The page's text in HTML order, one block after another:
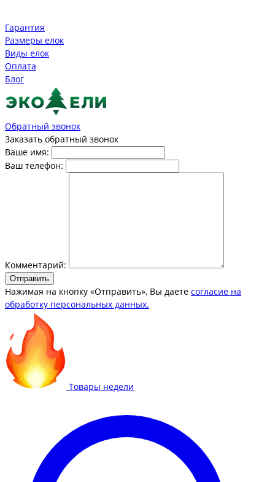
Гарантия
Размеры елок
Виды елок
Оплата
Блог
Обратный звонок
Заказать обратный звонок
Ваше имя:
Ваш телефон:
Комментарий:
Отправить
Нажимая на кнопку «Отправить», Вы даете согласие на
обработку персональных данных.
Товары недели